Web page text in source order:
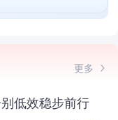
更多
低效稳步前行